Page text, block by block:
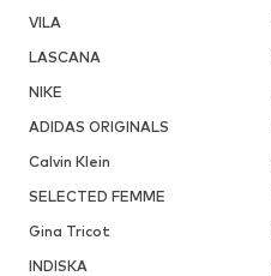
VILA
LASCANA
NIKE
ADIDAS ORIGINALS
Calvin Klein
SELECTED FEMME
Gina Tricot
INDISKA